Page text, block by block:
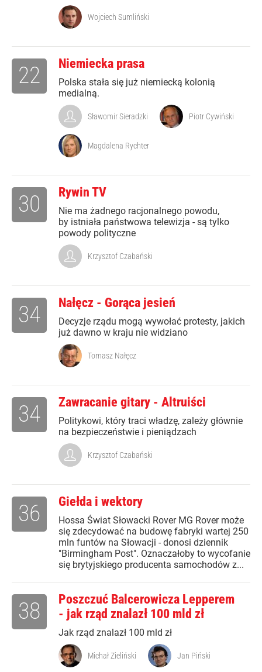
Wojciech Sumliński
Niemiecka prasa
Polska stała się już niemiecką kolonią
medialną.
22
Sławomir Sieradzki Piotr Cywiński
Magdalena Rychter
Rywin TV
Nie ma żadnego racjonalnego powodu,
by istniała państwowa telewizja - są tylko
powody polityczne
30
Krzysztof Czabański
Nałęcz - Gorąca jesień
Decyzje rządu mogą wywołać protesty, jakich
już dawno w kraju nie widziano
34
Tomasz Nałęcz
Zawracanie gitary - Altruiści
Politykowi, który traci władzę, zależy głównie
na bezpieczeństwie i pieniądzach
34
Krzysztof Czabański
Giełda i wektory
Hossa Świat Słowacki Rover MG Rover może
się zdecydować na budowę fabryki wartej 250
mln funtów na Słowacji - donosi dziennik
"Birmingham Post". Oznaczałoby to wycofanie
się brytyjskiego producenta samochodów z...
36
Poszczuć Balcerowicza Lepperem
- jak rząd znalazł 100 mld zł
Jak rząd znalazł 100 mld zł
38
Michał Zieliński Jan Piński